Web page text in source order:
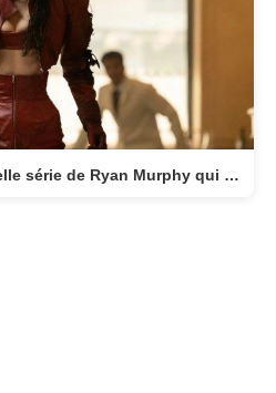
FX The Beauty : la nouvelle série de Ryan Murphy qui transforme la beauté en arme fatale